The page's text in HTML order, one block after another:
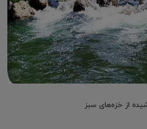
از خزه‌های سبز